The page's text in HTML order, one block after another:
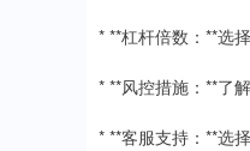
* **杠杆倍数：**选
* **风控措施：**了
* **客服支持：**选